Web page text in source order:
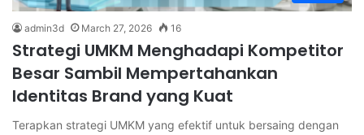
admin3d March 27, 2026 16
Strategi UMKM Menghadapi Kompetitor
Besar Sambil Mempertahankan
Identitas Brand yang Kuat
Terapkan strategi UMKM yang efektif untuk bersaing dengan